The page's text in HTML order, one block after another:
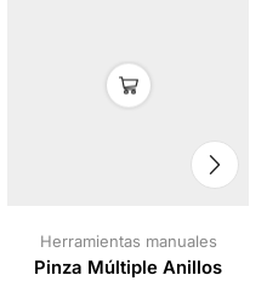
Herramientas manuales
Pinza Múltiple Anillos